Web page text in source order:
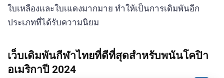
ใบเหลืองและใบเแดงมากมาย ทำให้เป็นการเดิมพันอีก
ประเภทที่ได้รับความนิยม
เว็บเดิมพันกีฬาไทยที่ดีที่สุดสำหรับพนันโคปิา
อเมริกาปี 2024